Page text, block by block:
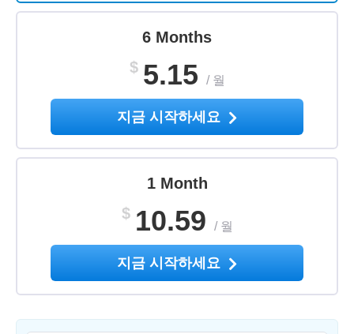
6 Months
$ 5.15 / 월
지금 시작하세요
1 Month
$ 10.59 / 월
지금 시작하세요